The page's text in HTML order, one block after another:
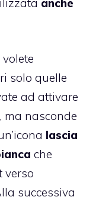
anche
solo quelle
ad attivare
ma nasconde
lascia
che
verso
successiva